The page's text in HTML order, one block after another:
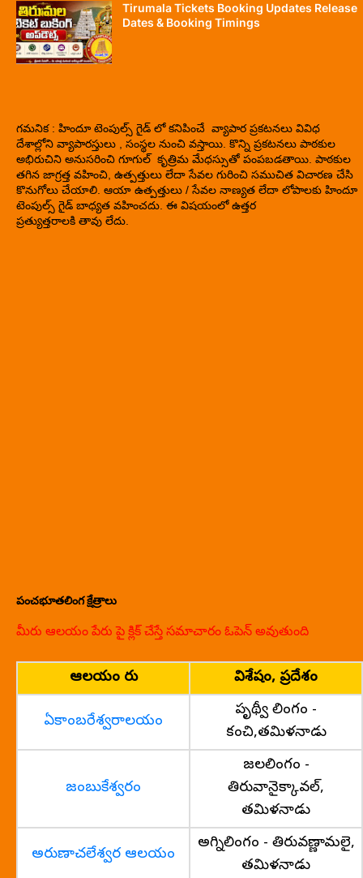
Tirumala Tickets Booking Updates Release
Dates & Booking Timings
గమనిక : హిందూ టెంపుల్స్ గైడ్ లో కనిపించే వ్యాపార ప్రకటనలు వివిధ
దేశాల్లోని వ్యాపారస్తులు , సంస్థల నుంచి వస్తాయి. కొన్ని ప్రకటనలు పాఠకుల
అభిరుచిని అనుసరించి గూగుల్ కృత్రిమ మేధస్సుతో పంపబడతాయి. పాఠకుల
తగిన జాగ్రత్త వహించి, ఉత్పత్తులు లేదా సేవల గురించి సముచిత విచారణ చేసి
కొనుగోలు చేయాలి. ఆయా ఉత్పత్తులు / సేవల నాణ్యత లేదా లోపాలకు హిందూ
టెంపుల్స్ గైడ్ బాధ్యత వహించదు. ఈ విషయంలో ఉత్తర
ప్రత్యుత్తరాలకి తావు లేదు.
పంచభూతలింగ క్షేత్రాలు
మీరు ఆలయం పేరు పై క్లిక్ చేస్తే సమాచారం ఓపెన్ అవుతుంది
ఆలయం పేరు విశేషం, ప్రదేశం
ఏకాంబరేశ్వరాలయం
పృథ్వీ లింగం -
కంచి,తమిళనాడు
జంబుకేశ్వరం
జలలింగం -
తిరువానైక్కావల్,
తమిళనాడు
అరుణాచలేశ్వర ఆలయం
అగ్నిలింగం - తిరువణ్ణామలై,
తమిళనాడు